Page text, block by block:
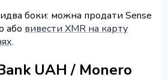
боки: можна продати Sense
або вивести XMR на карту
.
UAH / Monero